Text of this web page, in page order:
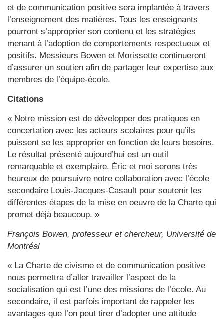
et de communication positive sera implantée à travers
l’enseignement des matières. Tous les enseignants
pourront s’approprier son contenu et les stratégies
menant à l’adoption de comportements respectueux et
positifs. Messieurs Bowen et Morissette continueront
d’assurer un soutien afin de partager leur expertise aux
membres de l’équipe-école.
Citations
« Notre mission est de développer des pratiques en
concertation avec les acteurs scolaires pour qu’ils
puissent se les approprier en fonction de leurs besoins.
Le résultat présenté aujourd’hui est un outil
remarquable et exemplaire. Éric et moi serons très
heureux de poursuivre notre collaboration avec l’école
secondaire Louis-Jacques-Casault pour soutenir les
différentes étapes de la mise en oeuvre de la Charte qui
promet déjà beaucoup. »
François Bowen, professeur et chercheur, Université de
Montréal
« La Charte de civisme et de communication positive
nous permettra d’aller travailler l’aspect de la
socialisation qui est l’une des missions de l’école. Au
secondaire, il est parfois important de rappeler les
avantages que l’on peut tirer d’adopter une attitude